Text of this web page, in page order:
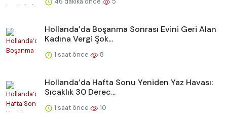
Hollanda’da Boşanma Sonrası Evini Geri Alan
Kadına Vergi Şok...
1 saat önce 8
Hollanda’da Hafta Sonu Yeniden Yaz Havası:
Sıcaklık 30 Derec...
1 saat önce 10